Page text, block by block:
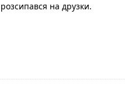
розсипався на друзки.